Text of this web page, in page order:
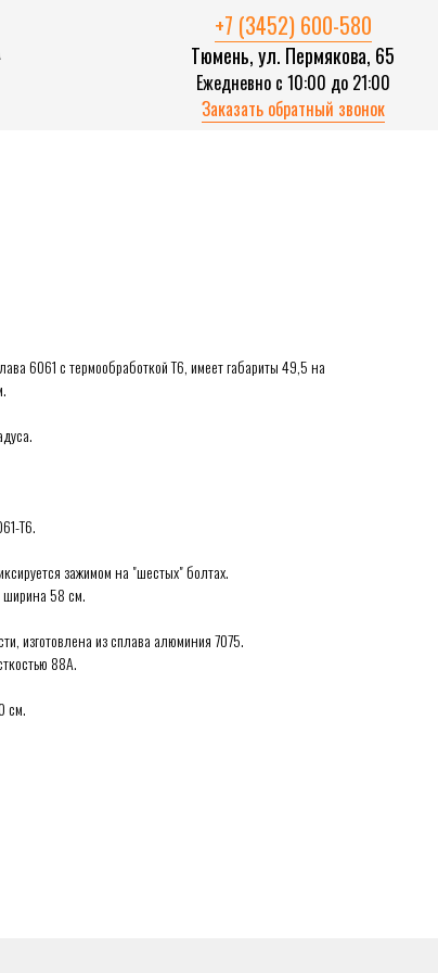
+7 (3452) 600-580
Тюмень, ул. Пермякова, 65
Ежедневно с 10:00 до 21:00
Заказать обратный звонок
6061 с термообработкой Т6, имеет габариты 49,5 на
T6.
зажимом на "шестых" болтах.
ширина 58 см.
изготовлена из сплава алюминия 7075.
88А.
см.